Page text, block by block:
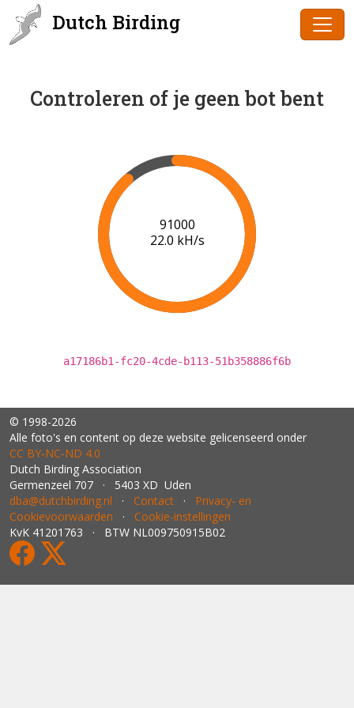
Dutch Birding
Controleren of je geen bot bent
91000
22.0 kH/s
a17186b1-fc20-4cde-b113-51b358886f6b
© 1998-2026
Alle foto's en content op deze website gelicenseerd onder
CC BY‑NC‑ND 4.0
Dutch Birding Association
Germenzeel 707 · 5403 XD Uden
dba@dutchbirding.nl · Contact · Privacy- en
Cookievoorwaarden · Cookie-instellingen
KvK 41201763 · BTW NL009750915B02